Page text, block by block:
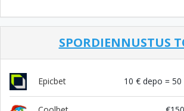
SPORDIENNUSTUS
Epicbet 10 € depo = 50